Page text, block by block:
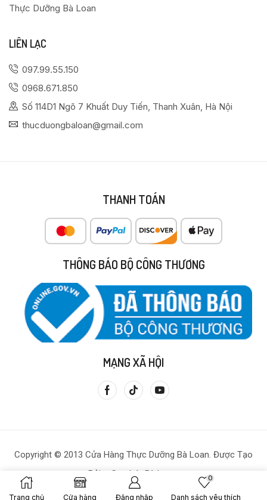
Trang chủ Cửa hàng Đăng nhập
0
Danh sách yêu thích
Thực Dưỡng Bà Loan
LIÊN LẠC
097.99.55.150
0968.671.850
Số 114D1 Ngõ 7 Khuất Duy Tiến, Thanh Xuân, Hà Nội
thucduongbaloan@gmail.com
THANH TOÁN
THÔNG BÁO BỘ CÔNG THƯƠNG
MẠNG XÃ HỘI
Copyright © 2013 Cửa Hàng Thực Dưỡng Bà Loan. Được Tạo
Bởi – Gạo Lứt Bà Loan.